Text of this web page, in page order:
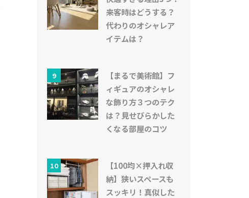
来客時はどうする？
代わりのオシャレア
イテムは？
9
【まるで美術館】フ
ィギュアのオシャレ
な飾り方３つのテク
は？見せびらかした
くなる部屋のコツ
10
【100均×押入れ収
納】狭いスペースも
スッキリ！真似した